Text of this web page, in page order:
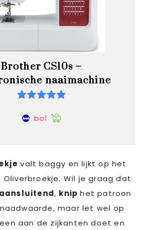
Brother CS10s –
naaimachine
bol
valt baggy en lijkt op het
Oliverbroekje. Wil je graag dat
aansluitend, kniphet patroon
naadwaarde, maar let wel op
aan de zijkanten doet en